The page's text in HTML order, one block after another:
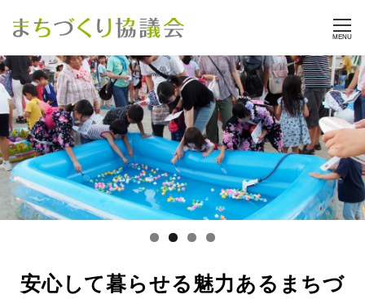
MENU
安心して暮らせる魅力あるまちづ